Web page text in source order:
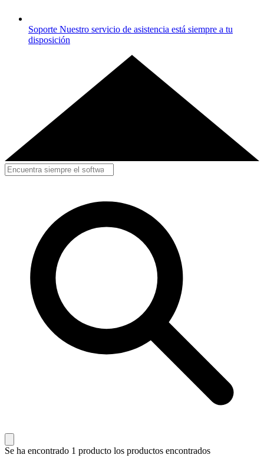
Soporte Nuestro servicio de asistencia está siempre a tu
disposición
Se ha encontrado 1 producto los productos encontrados